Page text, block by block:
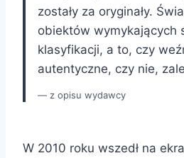
zostały za oryginały.
obiektów wymykających
klasyfikacji, a to, czy
autentyczne, czy nie,
z opisu wydawcy
W 2010 roku wszedł na